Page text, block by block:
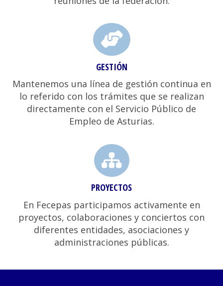
GESTIÓN
Mantenemos una línea de gestión continua en
lo referido con los trámites que se realizan
directamente con el Servicio Público de
Empleo de Asturias.
PROYECTOS
En Fecepas participamos activamente en
proyectos, colaboraciones y conciertos con
diferentes entidades, asociaciones y
administraciones públicas.